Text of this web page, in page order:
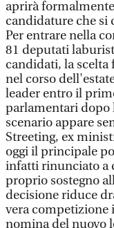
aprirà
candidature che si
Per entrare nella
81 deputati
candidati, la
nel corso
leader entro il
parlamentari dopo
scenario appare
Streeting, ex
oggi il principale
infatti rinunciato a
proprio sostegno
decisione riduce
vera competizione
nomina del nuovo